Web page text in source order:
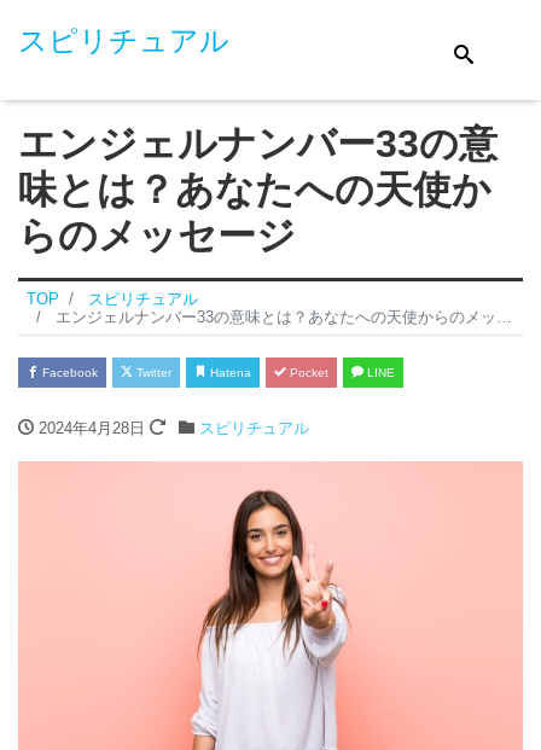
スピリチュアル
エンジェルナンバー33の意
味とは？あなたへの天使か
らのメッセージ
TOP
スピリチュアル
エンジェルナンバー33の意味とは？あなたへの天使からのメッセージ
Facebook Twitter Hatena Pocket LINE
2024年4月28日 スピリチュアル